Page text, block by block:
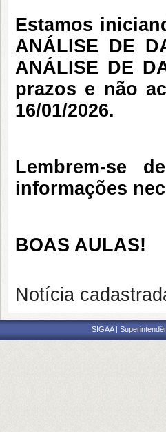
Estamos
ANÁLISE DE
ANÁLISE DE
prazos e não
16/01/2026.
Lembrem-se
informações
BOAS AULAS!
Notícia
SIGAA |